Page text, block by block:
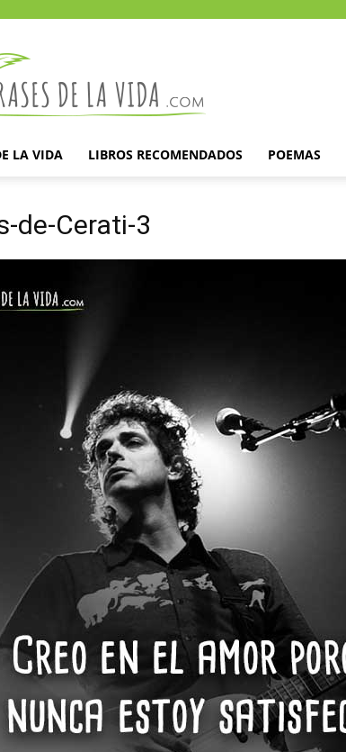
la
vida
LA VIDA LIBROS RECOMENDADOS POEMAS
de-Cerati-3